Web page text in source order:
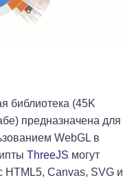
библиотека (45K
предназначена для
WebGL в
ThreeJS могут
HTML5, Canvas, SVG и